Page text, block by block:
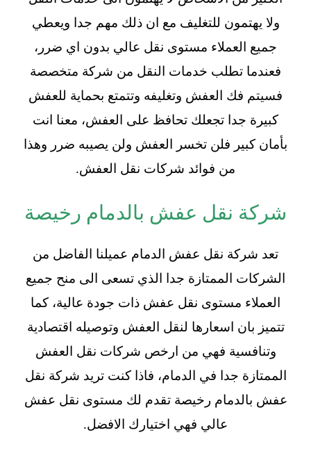
ولا يهتمون للتغليف مع ان ذلك مهم جدا ويعطي
جميع العملاء مستوى نقل عالي بدون اي ضرر،
فعندما تطلب خدمات النقل من شركة متخصصة
فسيتم فك العفش وتغليفه وتتمتع بحماية للعفش
كبيرة جدا تجعلك تحافظ على العفش، معنا انت
بأمان كبير فلن تخسر العفش ولن يصيبه ضرر وهذا
من فوائد شركات نقل العفش.
شركة نقل عفش بالدمام رخيصة
تعد شركة نقل عفش الدمام عميلنا الفاضل من
الشركات الممتازة جدا الذي تسعى الى منح جميع
العملاء مستوى نقل عفش ذات جودة عالية، كما
تتميز بان اسعارها لنقل العفش وتوصيله اقتصادية
وتنافسية فهي من ارخص شركات نقل العفش
الممتازة جدا في الدمام، فاذا كنت تريد شركة نقل
عفش بالدمام رخيصة تقدم لك مستوى نقل عفش
عالي فهي اختيارك الافضل.